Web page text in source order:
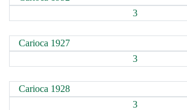
3
Carioca 1927
3
Carioca 1928
3